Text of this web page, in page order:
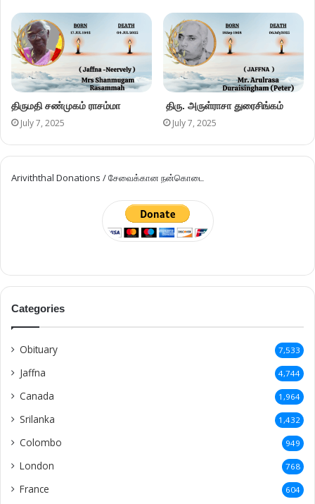
திருமதி சண்முகம் ராசம்மா
July 7, 2025
திரு. அருள்ராசா துரைசிங்கம்
July 7, 2025
Ariviththal Donations / சேவைக்கான நன்கொடை
Categories
Obituary 7,533
Jaffna 4,744
Canada 1,964
Srilanka 1,432
Colombo 949
London 768
France 604